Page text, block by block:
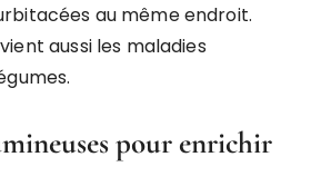
au même endroit.
aussi les maladies
pour enrichir